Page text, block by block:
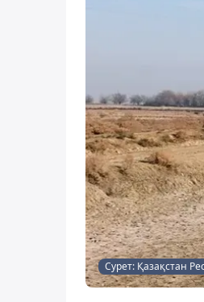
Сурет: Қазақстан